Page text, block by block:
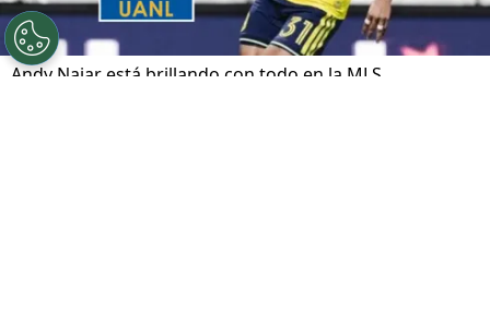
Andy Najar está brillando con todo en la MLS.